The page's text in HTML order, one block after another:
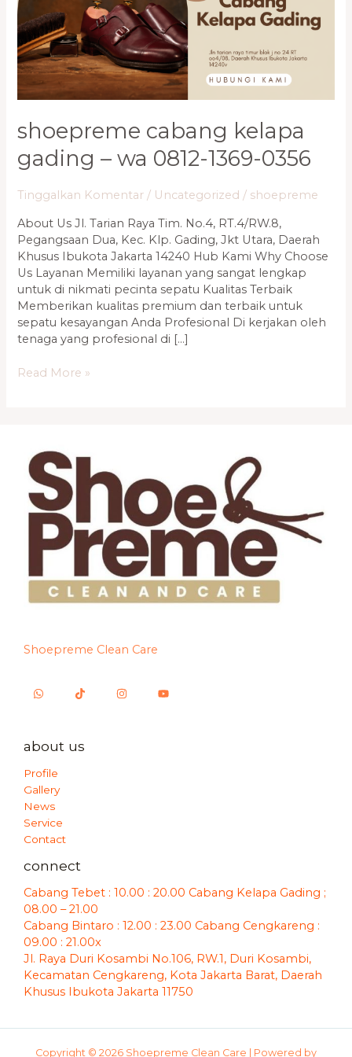
shoepreme cabang kelapa
gading – wa 0812-1369-0356
Tinggalkan Komentar / Uncategorized / shoepreme
About Us Jl. Tarian Raya Tim. No.4, RT.4/RW.8,
Pegangsaan Dua, Kec. Klp. Gading, Jkt Utara, Daerah
Khusus Ibukota Jakarta 14240 Hub Kami Why Choose
Us Layanan Memiliki layanan yang sangat lengkap
untuk di nikmati pecinta sepatu Kualitas Terbaik
Memberikan kualitas premium dan terbaik untuk
sepatu kesayangan Anda Profesional Di kerjakan oleh
tenaga yang profesional di […]
WA
0812-
1369-
0356
Read More »
Shoepreme Clean Care
about us
Profile
Gallery
News
Service
Contact
connect
Cabang Tebet : 10.00 : 20.00 Cabang Kelapa Gading ;
08.00 – 21.00
Cabang Bintaro : 12.00 : 23.00 Cabang Cengkareng :
09.00 : 21.00x
Jl. Raya Duri Kosambi No.106, RW.1, Duri Kosambi,
Kecamatan Cengkareng, Kota Jakarta Barat, Daerah
Khusus Ibukota Jakarta 11750
Copyright © 2026 Shoepreme Clean Care | Powered by